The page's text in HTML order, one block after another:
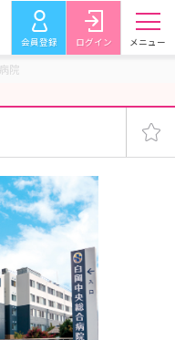
会員登録 ログイン メニュー
院